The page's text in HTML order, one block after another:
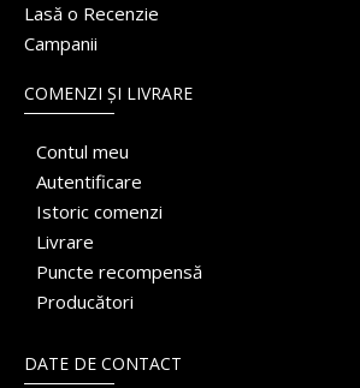
Lasă o Recenzie
Campanii
COMENZI ȘI LIVRARE
Contul meu
Autentificare
Istoric comenzi
Livrare
Puncte recompensă
Producători
DATE DE CONTACT